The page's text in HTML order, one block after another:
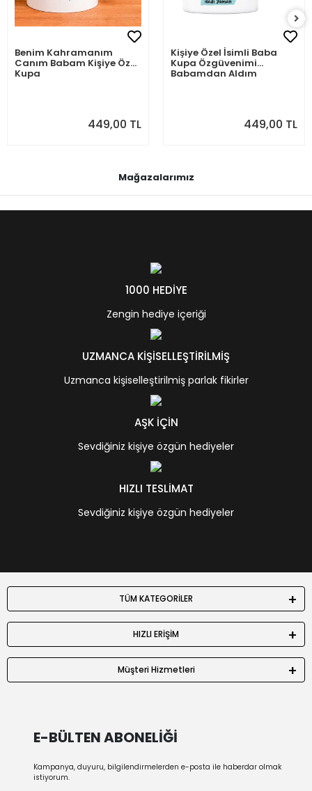
Benim Kahramanım
Canım Babam Kişiye Özel
Kupa
449,00 TL
Kişiye Özel İsimli Baba
Kupa Özgüvenimi
Babamdan Aldım
449,00 TL
Mağazalarımız
1000 HEDİYE
Zengin hediye içeriği
UZMANCA KİŞİSELLEŞTİRİLMİŞ
Uzmanca kişiselleştirilmiş parlak fikirler
AŞK İÇİN
Sevdiğiniz kişiye özgün hediyeler
HIZLI TESLİMAT
Sevdiğiniz kişiye özgün hediyeler
TÜM KATEGORİLER
HIZLI ERİŞİM
Müşteri Hizmetleri
E-BÜLTEN ABONELİĞİ
Kampanya, duyuru, bilgilendirmelerden e-posta ile haberdar olmak
istiyorum.